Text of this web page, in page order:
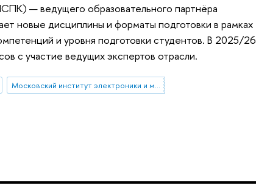
— ведущего образовательного партнёра
новые дисциплины и форматы подготовки в рамках
и уровня подготовки студентов. В 2025/26
с участие ведущих экспертов отрасли.
Московский институт электроники и математики им. А.Н. Тихонова